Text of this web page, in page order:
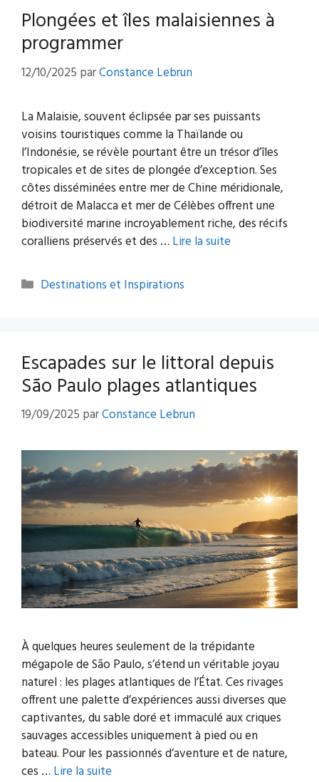
Plongées et îles malaisiennes à
programmer
12/10/2025 parConstance Lebrun
La Malaisie, souvent éclipsée par ses puissants
voisins touristiques comme la Thaïlande ou
l’Indonésie, se révèle pourtant être un trésor d’îles
tropicales et de sites de plongée d’exception. Ses
côtes disséminées entre mer de Chine méridionale,
détroit de Malacca et mer de Célèbes offrent une
biodiversité marine incroyablement riche, des récifs
coralliens préservés et des …Lire la suite
Catégories
Destinations et Inspirations
Escapades sur le littoral depuis
São Paulo plages atlantiques
19/09/2025 parConstance Lebrun
À quelques heures seulement de la trépidante
mégapole de São Paulo, s’étend un véritable joyau
naturel : les plages atlantiques de l’État. Ces rivages
offrent une palette d’expériences aussi diverses que
captivantes, du sable doré et immaculé aux criques
sauvages accessibles uniquement à pied ou en
bateau. Pour les passionnés d’aventure et de nature,
ces …Lire la suite